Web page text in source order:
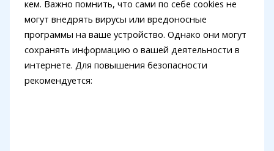
кем. Важно помнить, что сами по себе cookies не
могут внедрять вирусы или вредоносные
программы на ваше устройство. Однако они могут
сохранять информацию о вашей деятельности в
интернете. Для повышения безопасности
рекомендуется: